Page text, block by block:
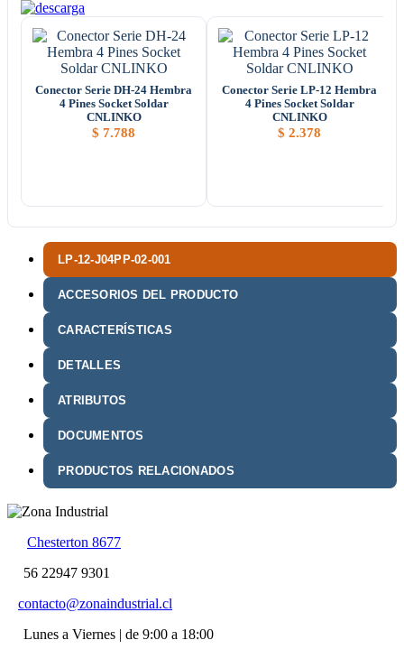
LP-12-J04PP-02-001
ACCESORIOS DEL PRODUCTO
CARACTERÍSTICAS
DETALLES
ATRIBUTOS
DOCUMENTOS
PRODUCTOS RELACIONADOS
Conector Serie DH-24 Hembra
4 Pines Socket Soldar
CNLINKO
$ 7.788
Conector Serie LP-12 Hembra
4 Pines Socket Soldar
CNLINKO
$ 2.378
Chesterton 8677
56 22947 9301
contacto@zonaindustrial.cl
Lunes a Viernes | de 9:00 a 18:00